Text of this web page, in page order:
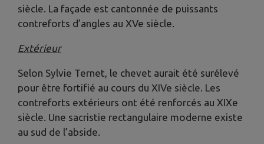
siècle. La façade est cantonnée de puissants
contreforts d’angles au XVe siècle.
Extérieur
Selon Sylvie Ternet, le chevet aurait été surélevé
pour être fortifié au cours du XIVe siècle. Les
contreforts extérieurs ont été renforcés au XIXe
siècle. Une sacristie rectangulaire moderne existe
au sud de l’abside.